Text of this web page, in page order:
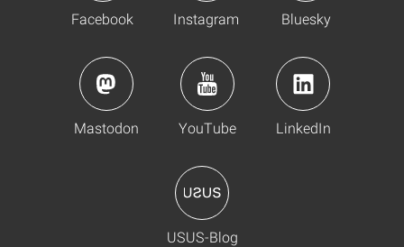
Facebook Instagram Bluesky
Mastodon YouTube LinkedIn
USUS-Blog